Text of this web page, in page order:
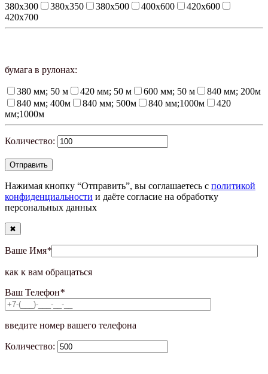
380х300
380х350 380х500 400х600
420х600
420х700
бумага в рулонах:
380 мм; 50 м 420 мм; 50 м 600 мм; 50 м
840 мм; 200м
840 мм; 400м
840 мм; 500м 840 мм;1000м
420
мм;1000м
Количество:
Нажимая кнопку “Отправить”, вы соглашаетесь с политикой
конфиденциальности и даёте согласие на обработку
персональных данных
✖
Ваше Имя*
как к вам обращаться
Ваш Телефон*
введите номер вашего телефона
Количество: